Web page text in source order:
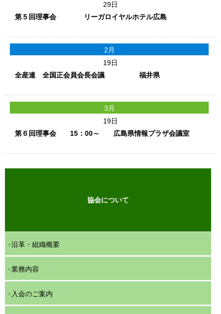
29日
第５回理事会 リーガロイヤルホテル広島
2月
19日
全産連 全国正会員会長会議 福井県
3月
19日
第６回理事会 15：00～ 広島県情報プラザ会議室
協会について
沿革・組織概要
業務内容
入会のご案内